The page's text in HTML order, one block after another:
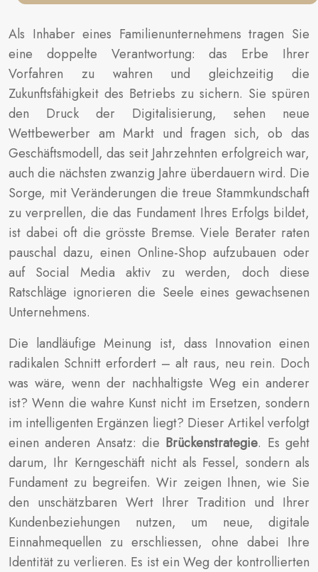
Als Inhaber eines Familienunternehmens tragen Sie
eine doppelte Verantwortung: das Erbe Ihrer
Vorfahren zu wahren und gleichzeitig die
Zukunftsfähigkeit des Betriebs zu sichern. Sie spüren
den Druck der Digitalisierung, sehen neue
Wettbewerber am Markt und fragen sich, ob das
Geschäftsmodell, das seit Jahrzehnten erfolgreich war,
auch die nächsten zwanzig Jahre überdauern wird. Die
Sorge, mit Veränderungen die treue Stammkundschaft
zu verprellen, die das Fundament Ihres Erfolgs bildet,
ist dabei oft die grösste Bremse. Viele Berater raten
pauschal dazu, einen Online-Shop aufzubauen oder
auf Social Media aktiv zu werden, doch diese
Ratschläge ignorieren die Seele eines gewachsenen
Unternehmens.
Die landläufige Meinung ist, dass Innovation einen
radikalen Schnitt erfordert – alt raus, neu rein. Doch
was wäre, wenn der nachhaltigste Weg ein anderer
ist? Wenn die wahre Kunst nicht im Ersetzen, sondern
im intelligenten Ergänzen liegt? Dieser Artikel verfolgt
einen anderen Ansatz: die Brückenstrategie. Es geht
darum, Ihr Kerngeschäft nicht als Fessel, sondern als
Fundament zu begreifen. Wir zeigen Ihnen, wie Sie
den unschätzbaren Wert Ihrer Tradition und Ihrer
Kundenbeziehungen nutzen, um neue, digitale
Einnahmequellen zu erschliessen, ohne dabei Ihre
Identität zu verlieren. Es ist ein Weg der kontrollierten